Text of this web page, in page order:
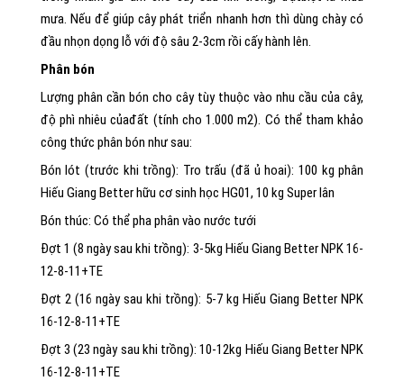
mưa. Nếu để giúp cây phát triển nhanh hơn thì dùng chày có
đầu nhọn dọng lỗ với độ sâu 2-3cm rồi cấy hành lên.
Phân bón
Lượng phân cần bón cho cây tùy thuộc vào nhu cầu của cây,
độ phì nhiêu củađất (tính cho 1.000 m2). Có thể tham khảo
công thức phân bón như sau:
Bón lót (trước khi trồng): Tro trấu (đã ủ hoai): 100 kg phân
Hiếu Giang Better hữu cơ sinh học HG01, 10 kg Super lân
Bón thúc: Có thể pha phân vào nước tưới
Đợt 1 (8 ngày sau khi trồng): 3-5kg Hiếu Giang Better NPK 16-
12-8-11+TE
Đợt 2 (16 ngày sau khi trồng): 5-7 kg Hiếu Giang Better NPK
16-12-8-11+TE
Đợt 3 (23 ngày sau khi trồng): 10-12kg Hiếu Giang Better NPK
16-12-8-11+TE